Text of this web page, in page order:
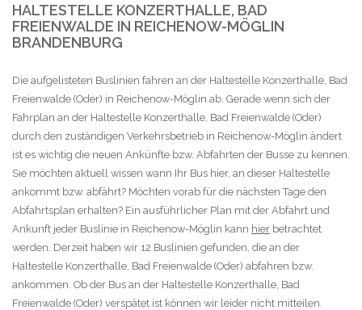
HALTESTELLE KONZERTHALLE, BAD
FREIENWALDE IN REICHENOW-MÖGLIN
BRANDENBURG
Die aufgelisteten Buslinien fahren an der Haltestelle Konzerthalle, Bad
Freienwalde (Oder) in Reichenow-Möglin ab. Gerade wenn sich der
Fahrplan an der Haltestelle Konzerthalle, Bad Freienwalde (Oder)
durch den zuständigen Verkehrsbetrieb in Reichenow-Möglin ändert
ist es wichtig die neuen Ankünfte bzw. Abfahrten der Busse zu kennen.
Sie möchten aktuell wissen wann Ihr Bus hier, an dieser Haltestelle
ankommt bzw. abfährt? Möchten vorab für die nächsten Tage den
Abfahrtsplan erhalten? Ein ausführlicher Plan mit der Abfahrt und
Ankunft jeder Buslinie in Reichenow-Möglin kann hier betrachtet
werden. Derzeit haben wir 12 Buslinien gefunden, die an der
Haltestelle Konzerthalle, Bad Freienwalde (Oder) abfahren bzw.
ankommen. Ob der Bus an der Haltestelle Konzerthalle, Bad
Freienwalde (Oder) verspätet ist können wir leider nicht mitteilen.